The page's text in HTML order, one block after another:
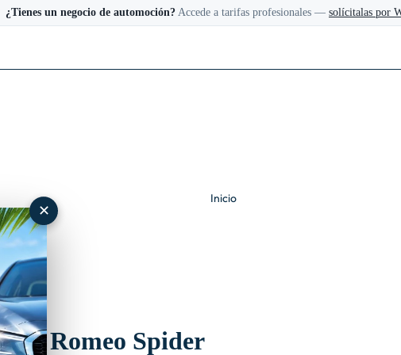
¿Tienes un negocio de automoción? Accede a tarifas profesionales — solícitalas por
Inicio
✕
Romeo Spider